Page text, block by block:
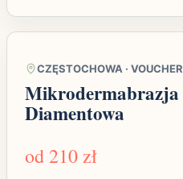
CZĘSTOCHOWA · VOUCHER
Mikrodermabrazja
Diamentowa
od 210 zł